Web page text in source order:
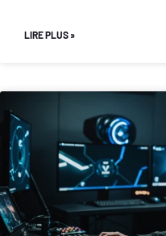
LIRE PLUS »